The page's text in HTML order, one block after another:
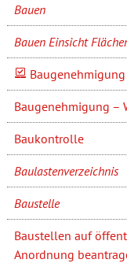
Bauen
Bauen Einsicht
Baugenehmigung –
Baukontrolle
Baulastenverzeichnis
Baustelle
Baustellen auf
Anordnung